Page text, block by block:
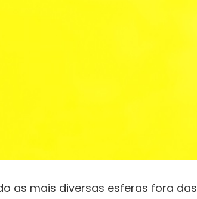
as mais diversas esferas fora das